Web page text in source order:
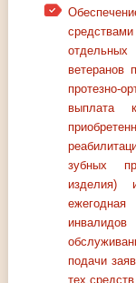
ветеранов
протезно-
выплата
зубных
изделия)
подачи